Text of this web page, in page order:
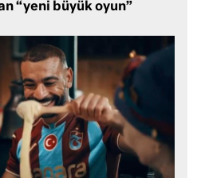
“yeni büyük oyun”